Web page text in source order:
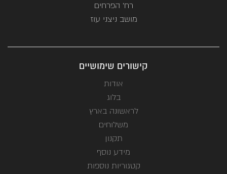
רח' הפרחים
מושב ניצני עוז
קישורים שימושיים
אודות
בלוג
לראשונה בארץ
משלוחים
תקנון
מידע נוסף
קטגוריות נוספות